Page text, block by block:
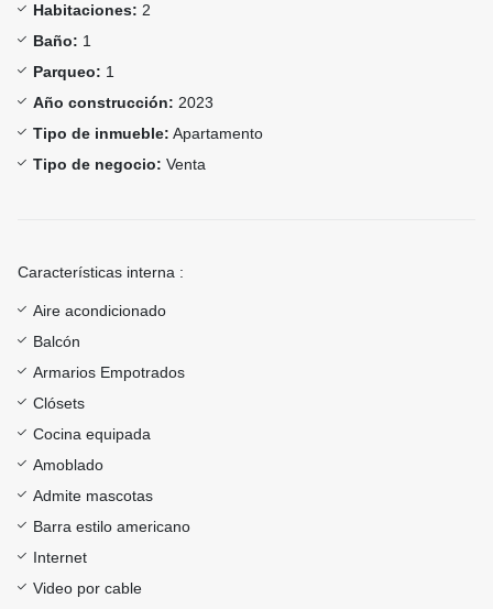
Habitaciones: 2
Baño: 1
Parqueo: 1
Año construcción: 2023
Tipo de inmueble: Apartamento
Tipo de negocio: Venta
Características interna :
Aire acondicionado
Balcón
Armarios Empotrados
Clósets
Cocina equipada
Amoblado
Admite mascotas
Barra estilo americano
Internet
Video por cable